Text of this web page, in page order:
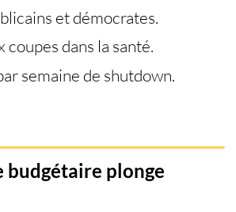
et démocrates.
dans la santé.
semaine de shutdown.
budgétaire plonge